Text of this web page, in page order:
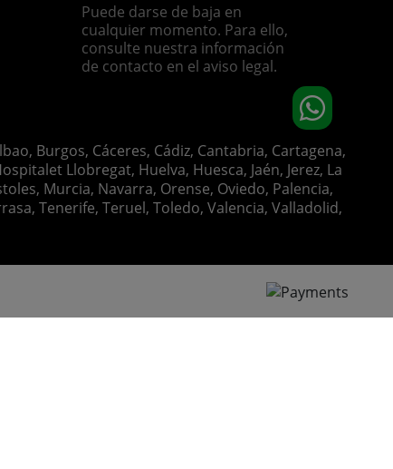
Puede darse de baja en
cualquier momento. Para ello,
consulte nuestra información
de contacto en el aviso legal.
Burgos, Cáceres, Cádiz, Cantabria, Cartagena,
Llobregat, Huelva, Huesca, Jaén, Jerez, La
Murcia, Navarra, Orense, Oviedo, Palencia,
Tenerife, Teruel, Toledo, Valencia, Valladolid,